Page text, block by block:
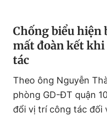
Chống biểu hiện
mất đoàn kết
tác
Theo ông Nguyễn
phòng GD-ĐT quận
đổi vị trí công tác đối